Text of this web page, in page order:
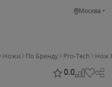
Москва
Ножи По Бренду Pro-Tech Нож
0.0